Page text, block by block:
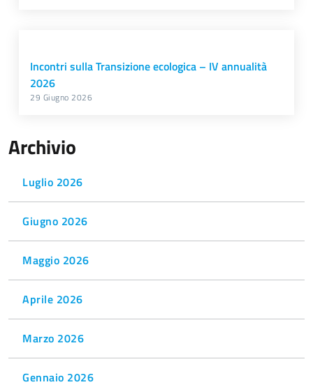
Incontri sulla Transizione ecologica – IV annualità
2026
29 Giugno 2026
Archivio
Luglio 2026
Giugno 2026
Maggio 2026
Aprile 2026
Marzo 2026
Gennaio 2026